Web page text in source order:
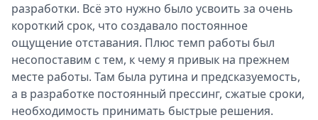
разработки. Всё это нужно было усвоить за очень
короткий срок, что создавало постоянное
ощущение отставания. Плюс темп работы был
несопоставим с тем, к чему я привык на прежнем
месте работы. Там была рутина и предсказуемость,
а в разработке постоянный прессинг, сжатые сроки,
необходимость принимать быстрые решения.